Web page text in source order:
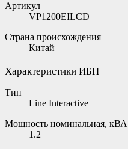
Артикул
VP1200EILCD
Страна происхождения
Китай
Характеристики ИБП
Тип
Line Interactive
Мощность номинальная, кВА
1.2